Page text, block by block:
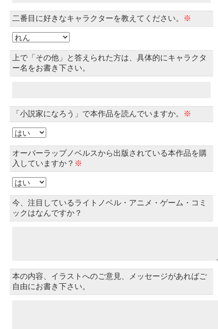
二番目に好きなキャラクターを教えてください。 ※
上で「その他」と答えられた方は、具体的にキャラクタ
ー名をお書き下さい。
「小説家になろう」で本作品を読んでいますか。 ※
オーバーラップノベルスから出版されている本作品を購
入していますか？ ※
今、注目しているライトノベル・アニメ・ゲーム・コミ
ックはなんですか？
本の内容、イラストへのご意見、メッセージがあればご
自由にお書き下さい。